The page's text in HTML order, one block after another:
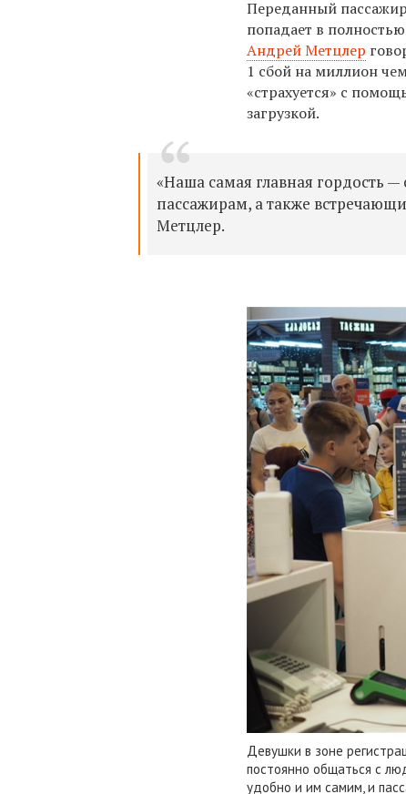
Переданный
попадает в
Андрей Метцлер
1 сбой на миллион
«страхуется» с
загрузкой.
«Наша самая главная гордость
пассажирам, а также
Метцлер.
Девушки в зоне
постоянно общаться с
удобно и им самим, и